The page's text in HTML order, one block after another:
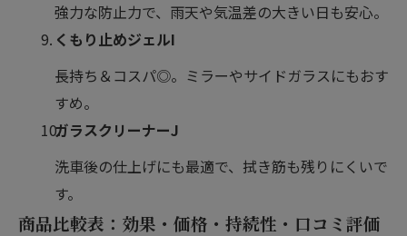
強力な防止力で、雨天や気温差の大きい日も安心。
くもり止めジェルI
長持ち＆コスパ◎。ミラーやサイドガラスにもおす
すめ。
ガラスクリーナーJ
洗車後の仕上げにも最適で、拭き筋も残りにくいで
す。
商品比較表：効果・価格・持続性・口コミ評価